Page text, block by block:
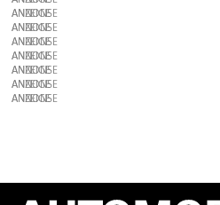
ANZEIGE
ANZEIGE
ANZEIGE
ANZEIGE
ANZEIGE
ANZEIGE
ANZEIGE